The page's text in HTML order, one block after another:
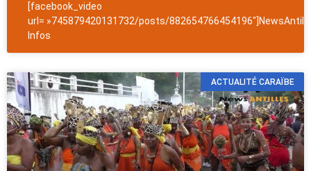
[facebook_video
url= »745879420131732/posts/
Infos
ACTUALITÉ CARAÏBE